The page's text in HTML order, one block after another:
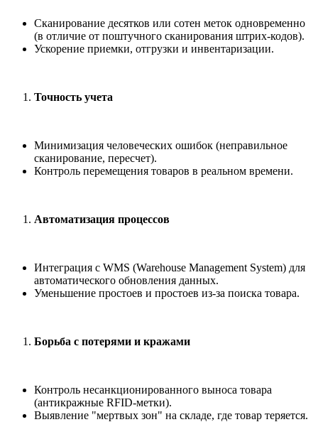
Сканирование десятков или сотен меток одновременно
(в отличие от поштучного сканирования штрих-кодов).
Ускорение приемки, отгрузки и инвентаризации.
Точность учета
Минимизация человеческих ошибок (неправильное
сканирование, пересчет).
Контроль перемещения товаров в реальном времени.
Автоматизация процессов
Интеграция с WMS (Warehouse Management System) для
автоматического обновления данных.
Уменьшение простоев и простоев из-за поиска товара.
Борьба с потерями и кражами
Контроль несанкционированного выноса товара
(антикражные RFID-метки).
Выявление "мертвых зон" на складе, где товар теряется.